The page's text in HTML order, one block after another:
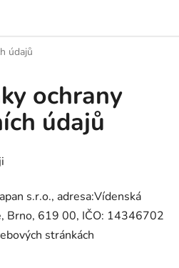
údajů
ochrany
údajů
s.r.o., adresa:Vídenská
Brno, 619 00, IČO: 14346702
stránkách